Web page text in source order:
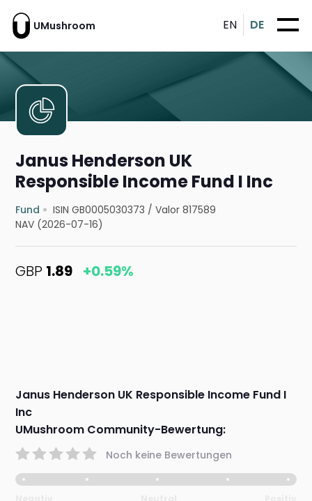
UMushroom EN DE
Janus Henderson UK
Responsible Income Fund I Inc
Fund ISIN GB0005030373 /Valor 817589
NAV (2026-07-16)
GBP 1.89 +0.59%
Janus Henderson UK Responsible Income Fund I
Inc
UMushroom Community-Bewertung:
Noch keine Bewertungen